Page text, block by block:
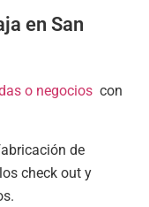
en San
o negocios con
de
check out y